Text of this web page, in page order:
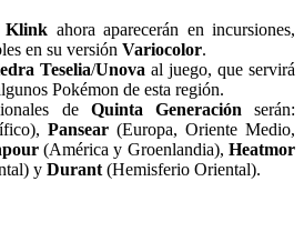
Klink ahora aparecerán en incursiones,
en su versión Variocolor.
Teselia/Unova al juego, que servirá
Pokémon de esta región.
de Quinta Generación serán:
Pansear (Europa, Oriente Medio,
(América y Groenlandia),Heatmor
y Durant (Hemisferio Oriental).